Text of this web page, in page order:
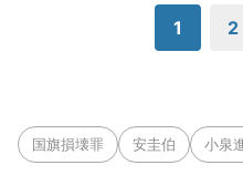
1 2
国旗損壊罪 安圭伯 小泉